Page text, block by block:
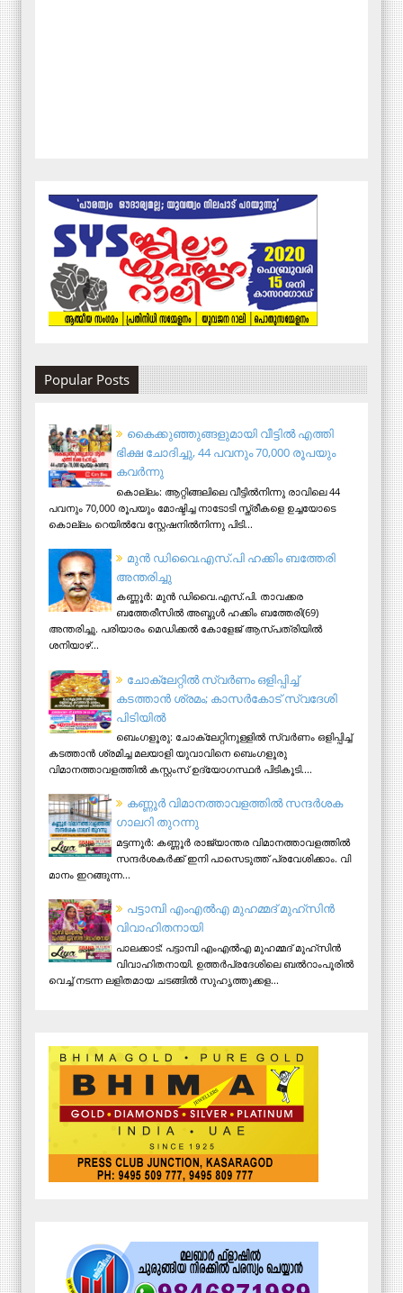
Popular Posts
കൈക്കുഞ്ഞുങ്ങളുമായി വീട്ടിൽ എത്തി
ഭിക്ഷ ചോദിച്ചു, 44 പവനും 70,000 രൂപയും
കവർന്നു
കൊല്ലം: ആറ്റിങ്ങലിലെ വീട്ടിൽനിന്നു രാവിലെ 44
പവനും 70,000 രൂപയും മോഷ്ടിച്ച നാടോടി സ്ത്രീകളെ ഉച്ചയോടെ
കൊല്ലം റെയിൽവേ സ്റ്റേഷനിൽനിന്നു പിടി...
മുന്‍ ഡിവൈ.എസ്.പി ഹക്കിം ബത്തേരി
അന്തരിച്ചു
കണ്ണൂര്‍: മുന്‍ ഡിവൈ.എസ്.പി. താവക്കര
ബത്തേരീസില്‍ അബ്ദുള്‍ ഹക്കിം ബത്തേരി(69)
അന്തരിച്ചു. പരിയാരം മെഡിക്കല്‍ കോളേജ് ആസ്​പത്രിയില്‍
ശനിയാഴ്...
ചോക്ലേറ്റിൽ സ്വർണം ഒളിപ്പിച്ച്
കടത്താൻ ശ്രമം; കാസർകോട് സ്വദേശി
പിടിയില്‍
ബെംഗളൂരു: ചോക്ലേറ്റിനുള്ളിൽ സ്വർണം ഒളിപ്പിച്ച്
കടത്താൻ ശ്രമിച്ച മലയാളി യുവാവിനെ ബെംഗളൂരു
വിമാനത്താവളത്തിൽ കസ്റ്റംസ് ഉദ്യോഗസ്ഥർ പിടികൂടി....
ക​ണ്ണൂ​ർ വി​മാ​ന​ത്താ​വ​ള​ത്തി​ൽ സ​ന്ദ​ർ​ശ​ക
ഗാ​ല​റി തു​റ​ന്നു
മ​ട്ട​ന്നൂ​ർ: ക​ണ്ണൂ​ർ രാ​ജ്യാ​ന്ത​ര വി​മാ​ന​ത്താ​വ​ള​ത്തി​ൽ
സ​ന്ദ​ർ​ശ​ക​ർ​ക്ക് ഇ​നി പാ​സെ​ടു​ത്ത് പ്ര​വേ​ശി​ക്കാം. വി​
മാ​നം ഇ​റ​ങ്ങു​ന്ന...
പട്ടാമ്പി എംഎല്‍എ മുഹമ്മദ് മുഹ്‌സിന്‍
വിവാഹിതനായി
പാലക്കാട്: പട്ടാമ്പി എംഎല്‍എ മുഹമ്മദ് മുഹ്‌സിന്‍
വിവാഹിതനായി. ഉത്തര്‍പ്രദേശിലെ ബല്‍റാംപൂരില്‍
വെച്ച് നടന്ന ലളിതമായ ചടങ്ങില്‍ സുഹൃത്തുക്കള...